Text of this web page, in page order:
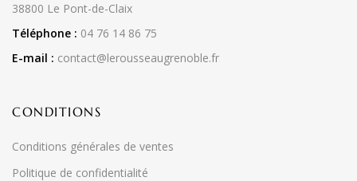
38800 Le Pont-de-Claix
Téléphone : 04 76 14 86 75
E-mail : contact@lerousseaugrenoble.fr
CONDITIONS
Conditions générales de ventes
Politique de confidentialité